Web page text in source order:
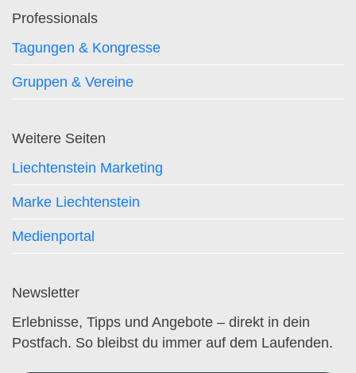
Professionals
Tagungen & Kongresse
Gruppen & Vereine
Weitere Seiten
Liechtenstein Marketing
Marke Liechtenstein
Medienportal
Newsletter
Erlebnisse, Tipps und Angebote – direkt in dein
Postfach. So bleibst du immer auf dem Laufenden.